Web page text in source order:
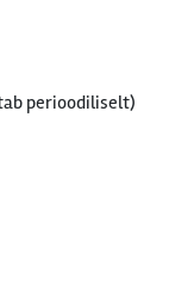
perioodiliselt)